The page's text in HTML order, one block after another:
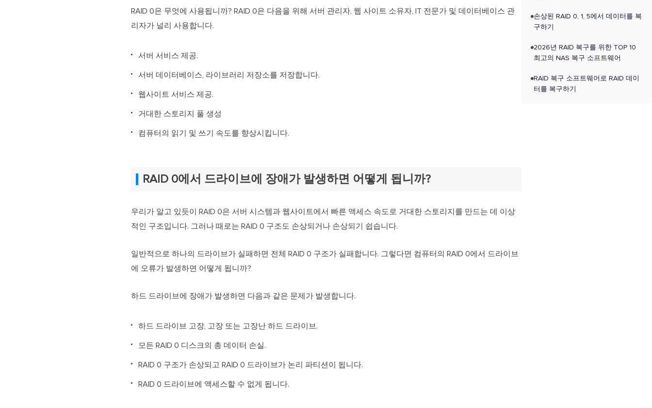
RAID 0은 무엇에 사용됩니까? RAID 0은 다음을 위해 서버 관리자, 웹 사이트 소유자, IT 전문가 및 데이터베이스 관
리자가 널리 사용합니다.
서버 서비스 제공.
서버 데이터베이스, 라이브러리 저장소를 저장합니다.
웹사이트 서비스 제공.
거대한 스토리지 풀 생성
컴퓨터의 읽기 및 쓰기 속도를 향상시킵니다.
RAID 0에서 드라이브에 장애가 발생하면 어떻게 됩니까?
우리가 알고 있듯이 RAID 0은 서버 시스템과 웹사이트에서 빠른 액세스 속도로 거대한 스토리지를 만드는 데 이상
적인 구조입니다. 그러나 때로는 RAID 0 구조도 손상되거나 손상되기 쉽습니다.
일반적으로 하나의 드라이브가 실패하면 전체 RAID 0 구조가 실패합니다. 그렇다면 컴퓨터의 RAID 0에서 드라이브
에 오류가 발생하면 어떻게 됩니까?
하드 드라이브에 장애가 발생하면 다음과 같은 문제가 발생합니다.
하드 드라이브 고장, 고장 또는 고장난 하드 드라이브.
모든 RAID 0 디스크의 총 데이터 손실.
RAID 0 구조가 손상되고 RAID 0 드라이브가 논리 파티션이 됩니다.
RAID 0 드라이브에 액세스할 수 없게 됩니다.
손상된 RAID 0, 1, 5에서 데이터를 복
구하기
2026년 RAID 복구를 위한 TOP 10
최고의 NAS 복구 소프트웨어
RAID 복구 소프트웨어로 RAID 데이
터를 복구하기